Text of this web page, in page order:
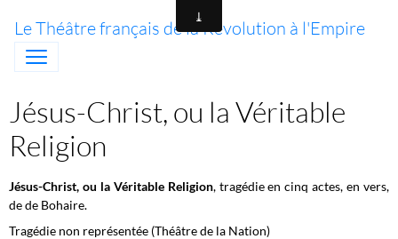
Le Théâtre français de la Révolution à l'Empire
Jésus-Christ, ou la Véritable
Religion
Jésus-Christ, ou la Véritable Religion, tragédie en cinq actes, en vers,
de de Bohaire.
Tragédie non représentée (Théâtre de la Nation)